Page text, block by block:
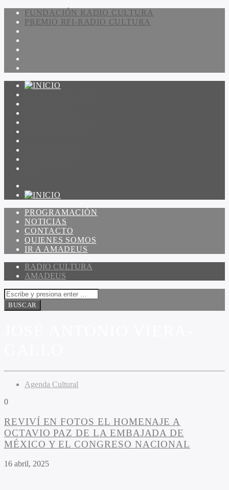
FUNDACIÓN RADIO CULTURA
PREMIO RFI-RADIO CULTURA
PROGRAMACIÓN
NOTICIAS
CONTACTO
QUIENES SOMOS
IR A AMADEUS
RADIO CULTURA
AMADEUS
Agenda Cultural
0
REVIVÍ EN FOTOS EL HOMENAJE A
OCTAVIO PAZ DE LA EMBAJADA DE
MÉXICO Y EL CONGRESO NACIONAL
16 abril, 2025